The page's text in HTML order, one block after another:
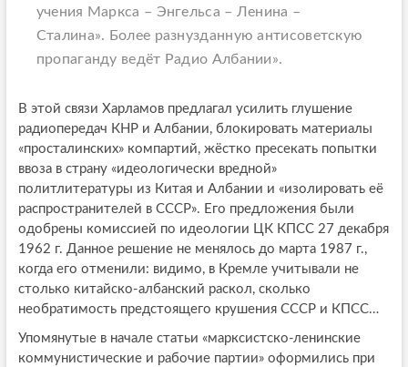
учения Маркса – Энгельса – Ленина –
Сталина». Более разнузданную антисоветскую
пропаганду ведёт Радио Албании».
В этой связи Харламов предлагал усилить глушение
радиопередач КНР и Албании, блокировать материалы
«просталинских» компартий, жёстко пресекать попытки
ввоза в страну «идеологически вредной»
политлитературы из Китая и Албании и «изолировать её
распространителей в СССР». Его предложения были
одобрены комиссией по идеологии ЦК КПСС 27 декабря
1962 г. Данное решение не менялось до марта 1987 г.,
когда его отменили: видимо, в Кремле учитывали не
столько китайско-албанский раскол, сколько
необратимость предстоящего крушения СССР и КПСС…
Упомянутые в начале статьи «марксистско-ленинские
коммунистические и рабочие партии» оформились при